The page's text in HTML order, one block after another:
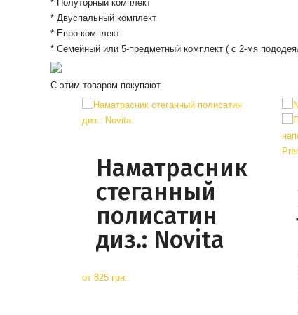
* Полуторный комплект
* Двуспальный комплект
* Евро-комплект
* Семейный или 5-предметный комплект ( с 2-мя
С этим товаром покупают
Наматрасник
стеганный
полисатин
диз.: Novita
от 825 грн.